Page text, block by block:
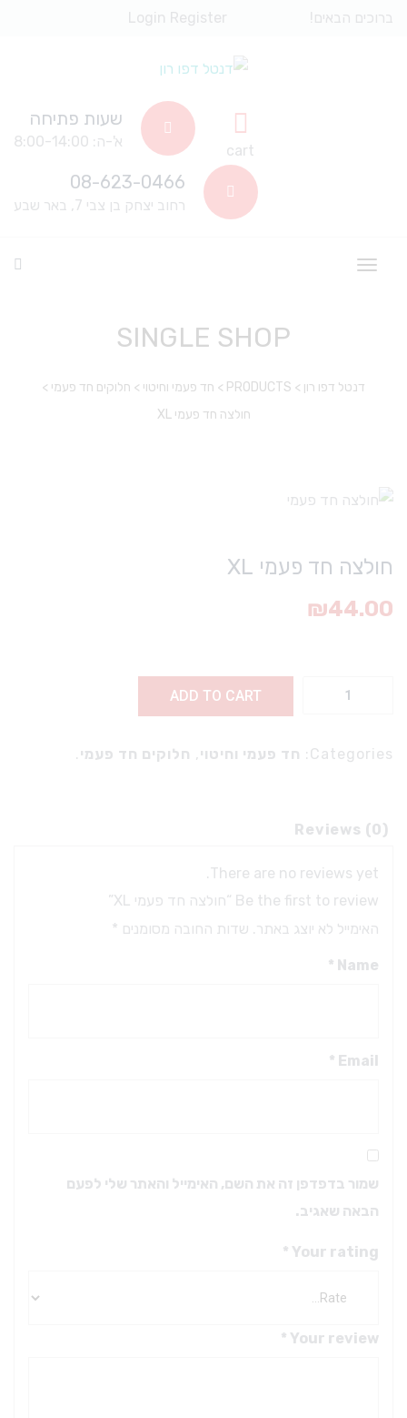
ברוכים הבאים! Login Register
cart
שעות פתיחה
א'-ה: 8:00-14:00
08-623-0466
רחוב יצחק בן צבי 7, באר שבע
SINGLE SHOP
דנטל דפו רון >
PRODUCTS
> חד פעמי וחיטוי > חלוקים חד פעמי >
חולצה חד פעמי XL
חולצה חד פעמי XL
₪44.00
ADD TO CART
Categories: חד פעמי וחיטוי, חלוקים חד פעמי .
Reviews (0)
There are no reviews yet.
Be the first to review “חולצה חד פעמי XL”
האימייל לא יוצג באתר. שדות החובה מסומנים *
Name
*
Email
*
שמור בדפדפן זה את השם, האימייל והאתר שלי לפעם
הבאה שאגיב.
Your rating
*
Your review
*